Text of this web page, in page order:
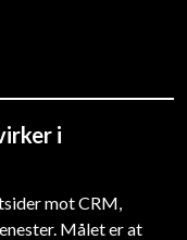
i
mot CRM,
Målet er at